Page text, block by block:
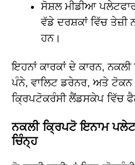
ਸੋਸ਼ਲ ਮੀਡੀਆ
ਵੱਡੇ ਦਰਸ਼ਕਾਂ ਵਿੱਚ ਤੇਜ਼ੀ
ਹਨ।
ਇਹਨਾਂ ਕਾਰਕਾਂ ਦੇ ਕਾਰਨ,
ਪੰਨੇ, ਵਾਲਿਟ ਡਰੇਨਰ, ਅਤੇ
ਕ੍ਰਿਪਟੋਕਰੰਸੀ ਲੈਂਡਸਕੇਪ ਵਿੱਚ
ਨਕਲੀ ਕ੍ਰਿਪਟੋ ਇਨਾਮ
ਚਿੰਨ੍ਹ